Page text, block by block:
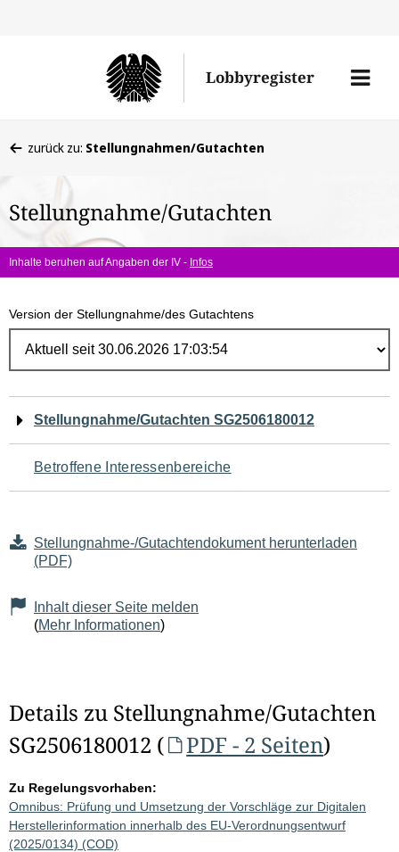
Lobbyregister
Menü
befinden
hier:
zurück zu: Stellungnahmen/Gutachten
Stellungnahme/Gutachten
Inhalte beruhen auf Angaben der IV - Infos
Version der Stellungnahme/des Gutachtens
Navigation
für
den
Seiteninhalt
Stellungnahme/Gutachten SG2506180012
Betroffene Interessenbereiche
Stellungnahme-/Gutachtendokument herunterladen
(PDF)
Inhalt dieser Seite melden
(Mehr Informationen)
Details zu Stellungnahme/Gutachten
SG2506180012 (
PDF - 2 Seiten)
Zu Regelungsvorhaben:
Omnibus: Prüfung und Umsetzung der Vorschläge zur Digitalen
Herstellerinformation innerhalb des EU-Verordnungsentwurf
(2025/0134) (COD)